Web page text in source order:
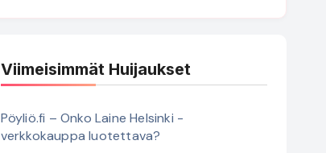
Viimeisimmät Huijaukset
Pöyliö.fi – Onko Laine Helsinki -
verkkokauppa luotettava?